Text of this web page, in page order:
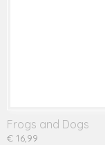
Frogs and Dogs
€ 16,99